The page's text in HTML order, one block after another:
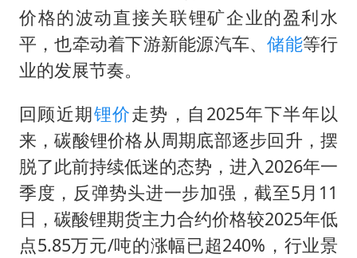
价格的波动直接关联锂矿企业的盈利水
平，也牵动着下游新能源汽车、储能等行
业的发展节奏。
回顾近期锂价走势，自2025年下半年以
来，碳酸锂价格从周期底部逐步回升，摆
脱了此前持续低迷的态势，进入2026年一
季度，反弹势头进一步加强，截至5月11
日，碳酸锂期货主力合约价格较2025年低
点5.85万元/吨的涨幅已超240%，行业景